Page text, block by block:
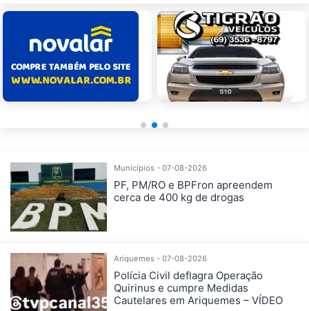
Municípios - 07-08-2026
PF, PM/RO e BPFron apreendem
cerca de 400 kg de drogas
Ariquemes - 07-08-2026
Polícia Civil deflagra Operação
Quirinus e cumpre Medidas
Cautelares em Ariquemes – VÍDEO